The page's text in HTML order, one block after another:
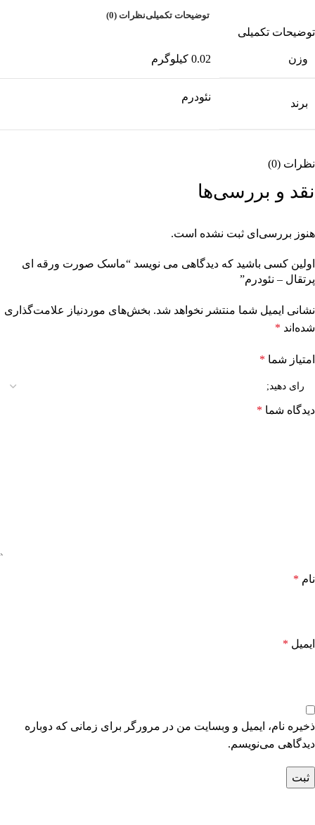
توضیحات تکمیلینظرات (0)
توضیحات تکمیلی
وزن 0.02 کیلوگرم
برند
نئودرم
نظرات (0)
نقد و بررسی‌ها
هنوز بررسی‌ای ثبت نشده است.
اولین کسی باشید که دیدگاهی می نویسد “ماسک صورت ورقه ای
پرتقال – نئودرم”
نشانی ایمیل شما منتشر نخواهد شد. بخش‌های موردنیاز علامت‌گذاری
شده‌اند *
امتیاز شما *
دیدگاه شما *
نام *
ایمیل *
ذخیره نام، ایمیل و وبسایت من در مرورگر برای زمانی که دوباره
دیدگاهی می‌نویسم.